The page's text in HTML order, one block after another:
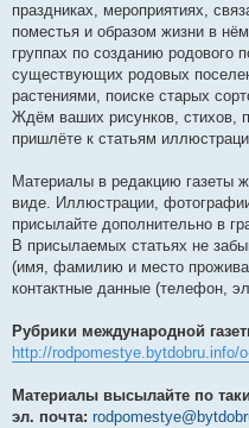
праздниках, мероприятиях,
поместья и образом жизни в
группах по созданию
существующих родовых
растениями, поиске старых
Ждём ваших рисунков, стихов,
пришлёте к статьям
Материалы в редакцию газеты
виде. Иллюстрации,
присылайте дополнительно в
В присылаемых статьях не
(имя, фамилию и место
контактные данные (телефон,
Рубрики международной
http://rodpomestye.bytdobru.info/
Материалы высылайте по
эл. почта: